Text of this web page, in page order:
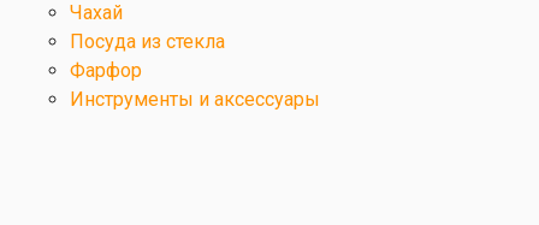
Чахай
Посуда из стекла
Фарфор
Инструменты и аксессуары